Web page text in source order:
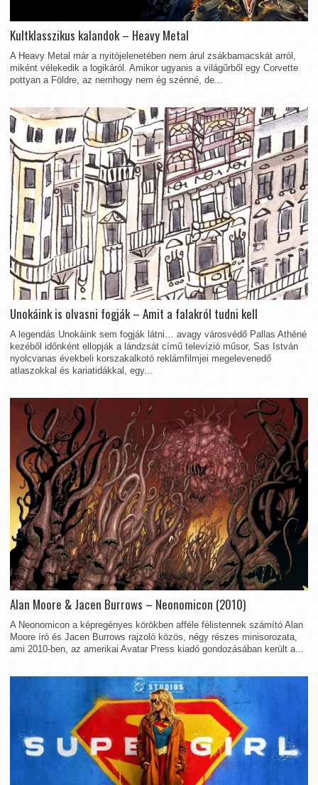
Kultklasszikus kalandok – Heavy Metal
A Heavy Metal már a nyitójelenetében nem árul zsákbamacskát arról,
miként vélekedik a logikáról. Amikor ugyanis a világűrből egy Corvette
pottyan a Földre, az nemhogy nem ég szénné, de...
Unokáink is olvasni fogják – Amit a falakról tudni kell
A legendás Unokáink sem fogják látni… avagy városvédő Pallas Athéné
kezéből időnként ellopják a lándzsát című televízió műsor, Sas István
nyolcvanas évekbeli korszakalkotó reklámfilmjei megelevenedő
atlaszokkal és kariatidákkal, egy...
Alan Moore & Jacen Burrows – Neonomicon (2010)
A Neonomicon a képregényes körökben afféle félistennek számító Alan
Moore író és Jacen Burrows rajzoló közös, négy részes minisorozata,
ami 2010-ben, az amerikai Avatar Press kiadó gondozásában került a...